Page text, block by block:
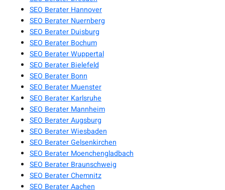
SEO Berater Hannover
SEO Berater Nuernberg
SEO Berater Duisburg
SEO Berater Bochum
SEO Berater Wuppertal
SEO Berater Bielefeld
SEO Berater Bonn
SEO Berater Muenster
SEO Berater Karlsruhe
SEO Berater Mannheim
SEO Berater Augsburg
SEO Berater Wiesbaden
SEO Berater Gelsenkirchen
SEO Berater Moenchengladbach
SEO Berater Braunschweig
SEO Berater Chemnitz
SEO Berater Aachen